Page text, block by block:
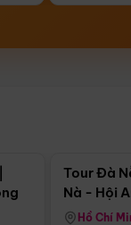
Tour Đà
Nà - Hội
Động
Hồ Chí